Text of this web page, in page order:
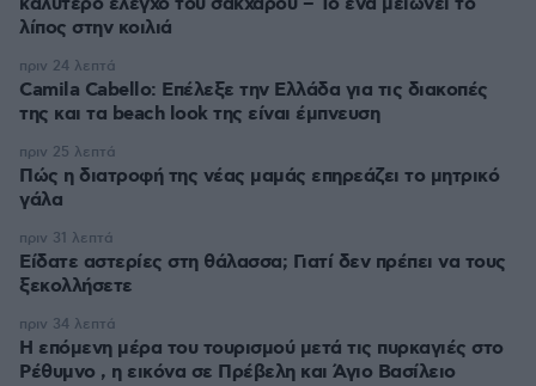
λίπος στην κοιλιά
Camila Cabello: Επέλεξε την Ελλάδα για τις διακοπές
της και τα beach look της είναι έμπνευση
πριν 24 λεπτά
Πώς η διατροφή της νέας μαμάς επηρεάζει το μητρικό
γάλα
πριν 25 λεπτά
Είδατε αστερίες στη θάλασσα; Γιατί δεν πρέπει να τους
ξεκολλήσετε
πριν 31 λεπτά
Η επόμενη μέρα του τουρισμού μετά τις πυρκαγιές στο
Ρέθυμνο , η εικόνα σε Πρέβελη και Άγιο Βασίλειο
πριν 34 λεπτά